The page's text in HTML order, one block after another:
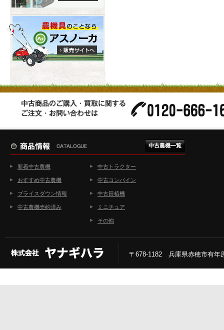
新着中古農機
おすすめ中古農機
プライスダウン情報
中古農機売約済み
中古トラクター
中古コンバイン
中古田植機
ミニチュア
その他
〒678-1182 兵庫県赤穂市有年